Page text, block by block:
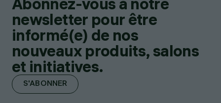
newsletter pour être
informé(e) de nos
nouveaux produits, salons
et initiatives.
S'ABONNER